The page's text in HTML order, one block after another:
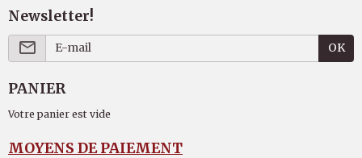
Newsletter!
OK
PANIER
Votre panier est vide
MOYENS DE PAIEMENT